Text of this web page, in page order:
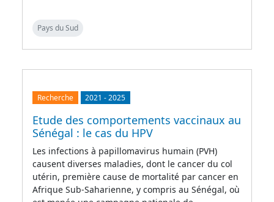
Pays du Sud
Recherche 2021 -2025
Etude des comportements vaccinaux au
Sénégal : le cas du HPV
Les infections à papillomavirus humain (PVH)
causent diverses maladies, dont le cancer du col
utérin, première cause de mortalité par cancer en
Afrique Sub-Saharienne, y compris au Sénégal, où